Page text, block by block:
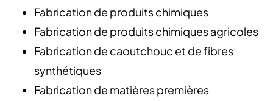
Fabrication de produits chimiques
Fabrication de produits chimiques agricoles
Fabrication de caoutchouc et de fibres
synthétiques
Fabrication de matières premières